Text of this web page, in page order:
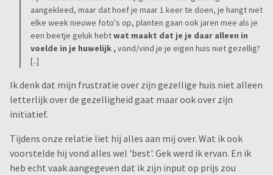
aangekleed, maar dat hoef je maar 1 keer te doen, je hangt niet
elke week nieuwe foto's op, planten gaan ook jaren mee als je
een beetje geluk hebtwat maakt dat je je daar alleen in
voelde in je huwelijk ,vond/vind je je eigen huis niet gezellig?
[..]
Ik denk dat mijn frustratie over zijn gezellige huis niet alleen
letterlijk over de gezelligheid gaat maar ook over zijn
initiatief.
Tijdens onze relatie liet hij alles aan mij over. Wat ik ook
voorstelde hij vond alles wel 'best'. Gek werd ik ervan. En ik
heb echt vaak aangegeven dat ik zijn input op prijs zou